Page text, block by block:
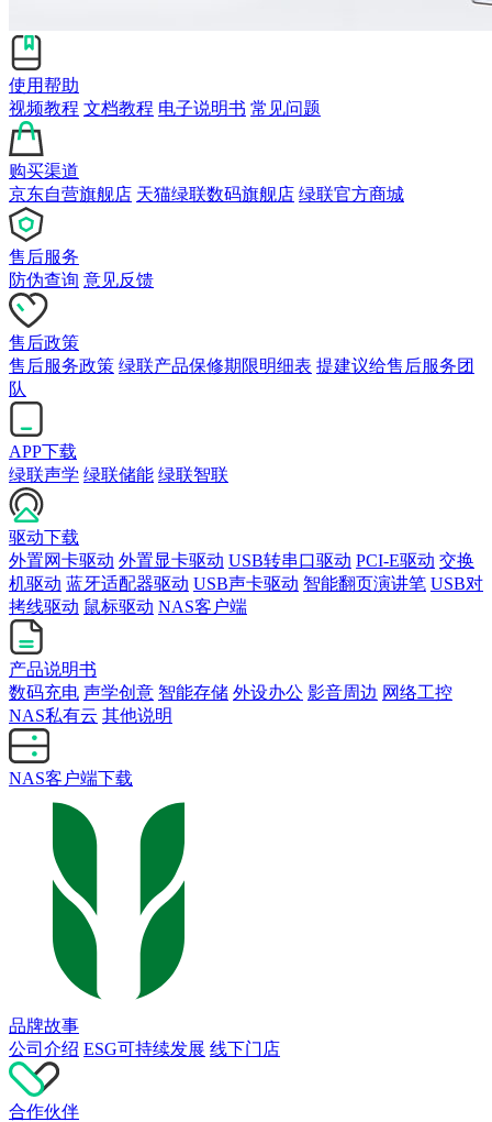
使用帮助
视频教程 文档教程 电子说明书 常见问题
购买渠道
京东自营旗舰店 天猫绿联数码旗舰店 绿联官方商城
售后服务
防伪查询 意见反馈
售后政策
售后服务政策 绿联产品保修期限明细表 提建议给售后服务团
队
APP下载
绿联声学 绿联储能 绿联智联
驱动下载
外置网卡驱动 外置显卡驱动 USB转串口驱动 PCI-E驱动 交换
机驱动 蓝牙适配器驱动 USB声卡驱动 智能翻页演讲笔 USB对
拷线驱动 鼠标驱动 NAS客户端
产品说明书
数码充电 声学创意 智能存储 外设办公 影音周边 网络工控
NAS私有云 其他说明
NAS客户端下载
品牌故事
公司介绍 ESG可持续发展 线下门店
合作伙伴